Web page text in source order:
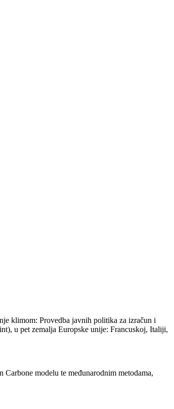
klimom: Provedba javnih politika za izračun i
u pet zemalja Europske unije: Francuskoj, Italiji,
modelu te međunarodnim metodama,